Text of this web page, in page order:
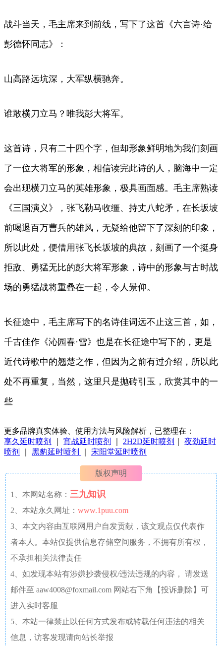
战斗当天，毛主席来到前线，写下了这首《六言诗·给
彭德怀同志》：
山高路远坑深，大军纵横驰奔。
谁敢横刀立马？唯我彭大将军。
这首诗，只有二十四个字，但却形象鲜明地为我们刻画
了一位大将军的形象，相信读完此诗的人，脑海中一定
会出现横刀立马的英雄形象，极具画面感。毛主席熟读
《三国演义》，张飞勒马收缰、持丈八蛇矛，在长坂坡
前喝退百万曹兵的雄风，无疑给他留下了深刻的印象，
所以此处，便借用张飞长坂坡的典故，刻画了一个挺身
拒敌、勇猛无比的彭大将军形象，诗中的形象与古时战
场的勇猛战将重叠在一起，令人景仰。
长征途中，毛主席写下的名诗佳词远不止这三首，如，
千古佳作《沁园春·雪》也是在长征途中写下的，更是
近代诗歌中的翘楚之作，但因为之前有过介绍，所以此
处不再重复，当然，这里只是抛砖引玉，欣赏其中的一
些
更多品牌真实体验、使用方法与风险解析，已整理在：
享久延时喷剂
宵战延时喷剂 2H2D延时喷剂
夜劲延时
喷剂
黑豹延时喷剂 宋阳堂延时喷剂
版权声明
1、本网站名称： 三九知识
2、本站永久网址： www.1puu.com
3、本文内容由互联网用户自发贡献，该文观点仅代表作
者本人。本站仅提供信息存储空间服务，不拥有所有权，
不承担相关法律责任
4、如发现本站有涉嫌抄袭侵权/违法违规的内容， 请发送
邮件至 aaw4008@foxmail.com 网站右下角【投诉删除】可
进入实时客服
5、本站一律禁止以任何方式发布或转载任何违法的相关
信息，访客发现请向站长举报